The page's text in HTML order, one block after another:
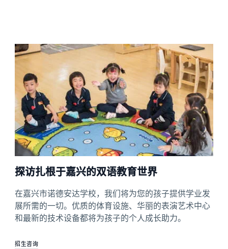
探访扎根于嘉兴的双语教育世界
在嘉兴市诺德安达学校，我们将为您的孩子提供学业发
展所需的一切。优质的体育设施、华丽的表演艺术中心
和最新的技术设备都将为孩子的个人成长助力。
招生咨询